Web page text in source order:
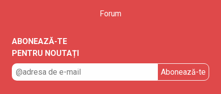
Forum
ABONEAZĂ-TE
PENTRU NOUTAȚI